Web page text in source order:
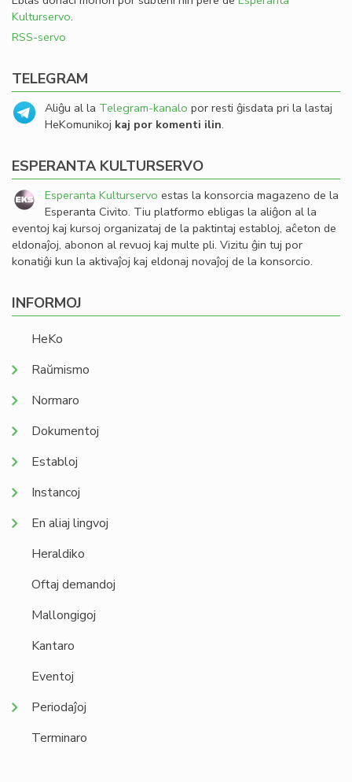
Kulturservo.
RSS-servo
TELEGRAM
Aliĝu al la Telegram-kanalo por resti ĝisdata pri la lastaj
HeKomunikoj kaj por komenti ilin.
ESPERANTA KULTURSERVO
Esperanta Kulturservo estas la konsorcia magazeno de la
Esperanta Civito. Tiu platformo ebligas la aliĝon al la
eventoj kaj kursoj organizataj de la paktintaj establoj, aĉeton de
eldonaĵoj, abonon al revuoj kaj multe pli. Vizitu ĝin tuj por
konatiĝi kun la aktivaĵoj kaj eldonaj novaĵoj de la konsorcio.
INFORMOJ
HeKo
Raŭmismo
Normaro
Dokumentoj
Establoj
Instancoj
En aliaj lingvoj
Heraldiko
Oftaj demandoj
Mallongigoj
Kantaro
Eventoj
Periodaĵoj
Terminaro